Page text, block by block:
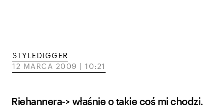
STYLEDIGGER
12 MARCA 2009 | 10:21
Riehannera-> właśnie o takie coś mi chodzi.